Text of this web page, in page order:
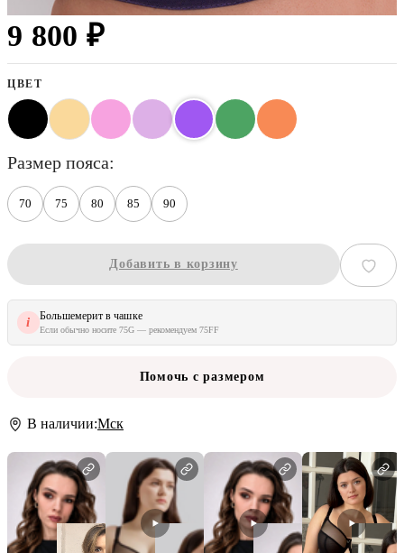
9 800 ₽
ЦВЕТ
размер пояса
70 75 80 85 90
Добавить в корзину
i Большемерит в чашке
Если обычно носите 75G — рекомендуем 75FF
Помочь с размером
В наличии:Мск